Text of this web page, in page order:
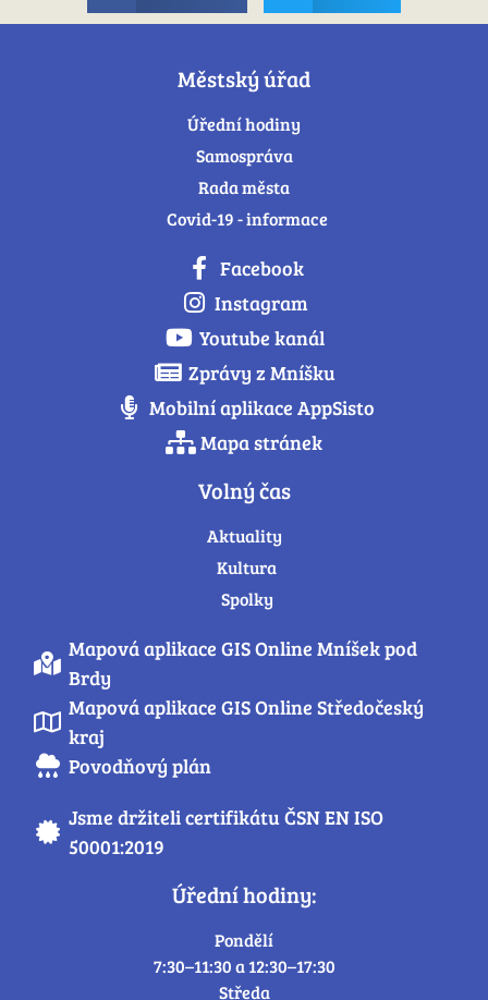
Městský úřad
Úřední hodiny
Samospráva
Rada města
Covid-19 - informace
Facebook
Instagram
Youtube kanál
Zprávy z Mníšku
Mobilní aplikace AppSisto
Mapa stránek
Volný čas
Aktuality
Kultura
Spolky
Mapová aplikace GIS Online Mníšek pod
Brdy
Mapová aplikace GIS Online Středočeský
kraj
Povodňový plán
Jsme držiteli certifikátu ČSN EN ISO
50001:2019
Úřední hodiny:
Pondělí
7:30–11:30 a 12:30–17:30
Středa